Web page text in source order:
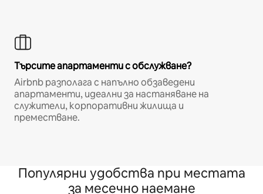
Търсите апартаменти с обслужване?
Airbnb разполага с напълно обзаведени
апартаменти, идеални за настаняване на
служители, корпоративни жилища и
преместване.
Популярни удобства при местата
за месечно наемане